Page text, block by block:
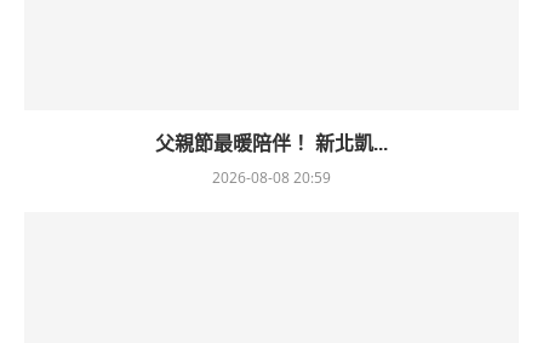
父親節最暖陪伴！ 新北凱...
2026-08-08 20:59